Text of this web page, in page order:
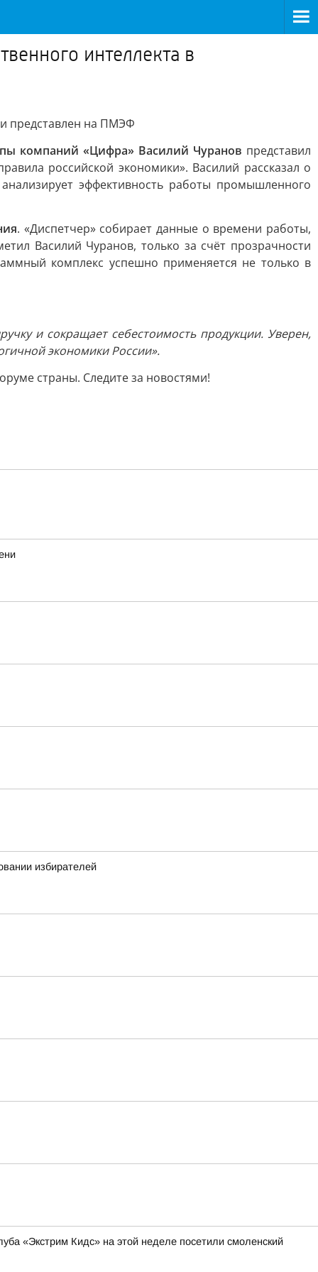
интеллекта в
представлен на ПМЭФ
компаний «Цифра» Василий Чуранов представил
российской экономики». Василий рассказал о
эффективность работы промышленного
. «Диспетчер» собирает данные о времени работы,
Василий Чуранов, только за счёт прозрачности
комплекс успешно применяется не только в
и сокращает себестоимость продукции. Уверен,
экономики России».
страны. Следите за новостями!
избирателей
«Экстрим Кидс» на этой неделе посетили смоленский